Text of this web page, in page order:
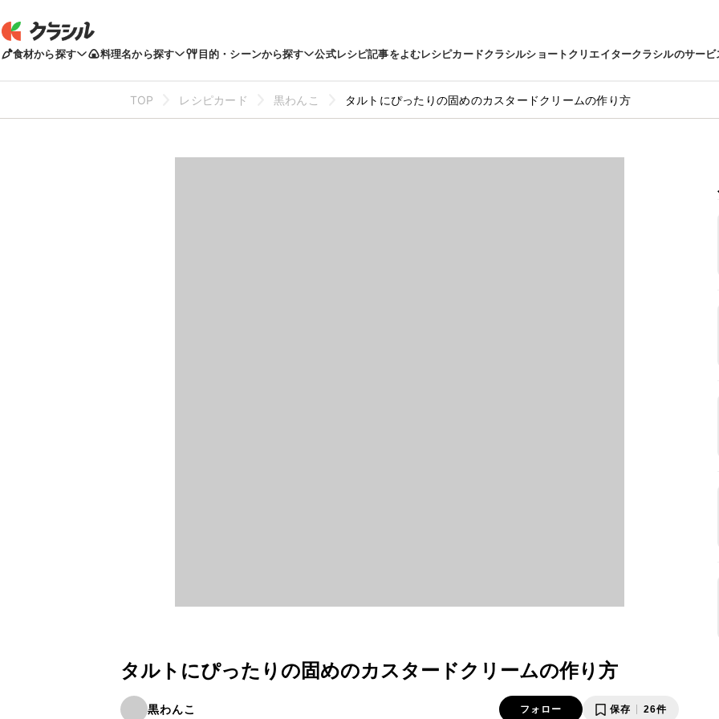
食材から探す 料理名から探す 目的・シーンから探す 公式レシピ記事をよむレシピカードクラシルショートクリエイタークラシルのサービ
TOP レシピカード 黒わんこ タルトにぴったりの固めのカスタードクリームの作り方
タルトにぴったりの固めのカスタードクリームの作り方
黒わんこ フォロー 保存 26件